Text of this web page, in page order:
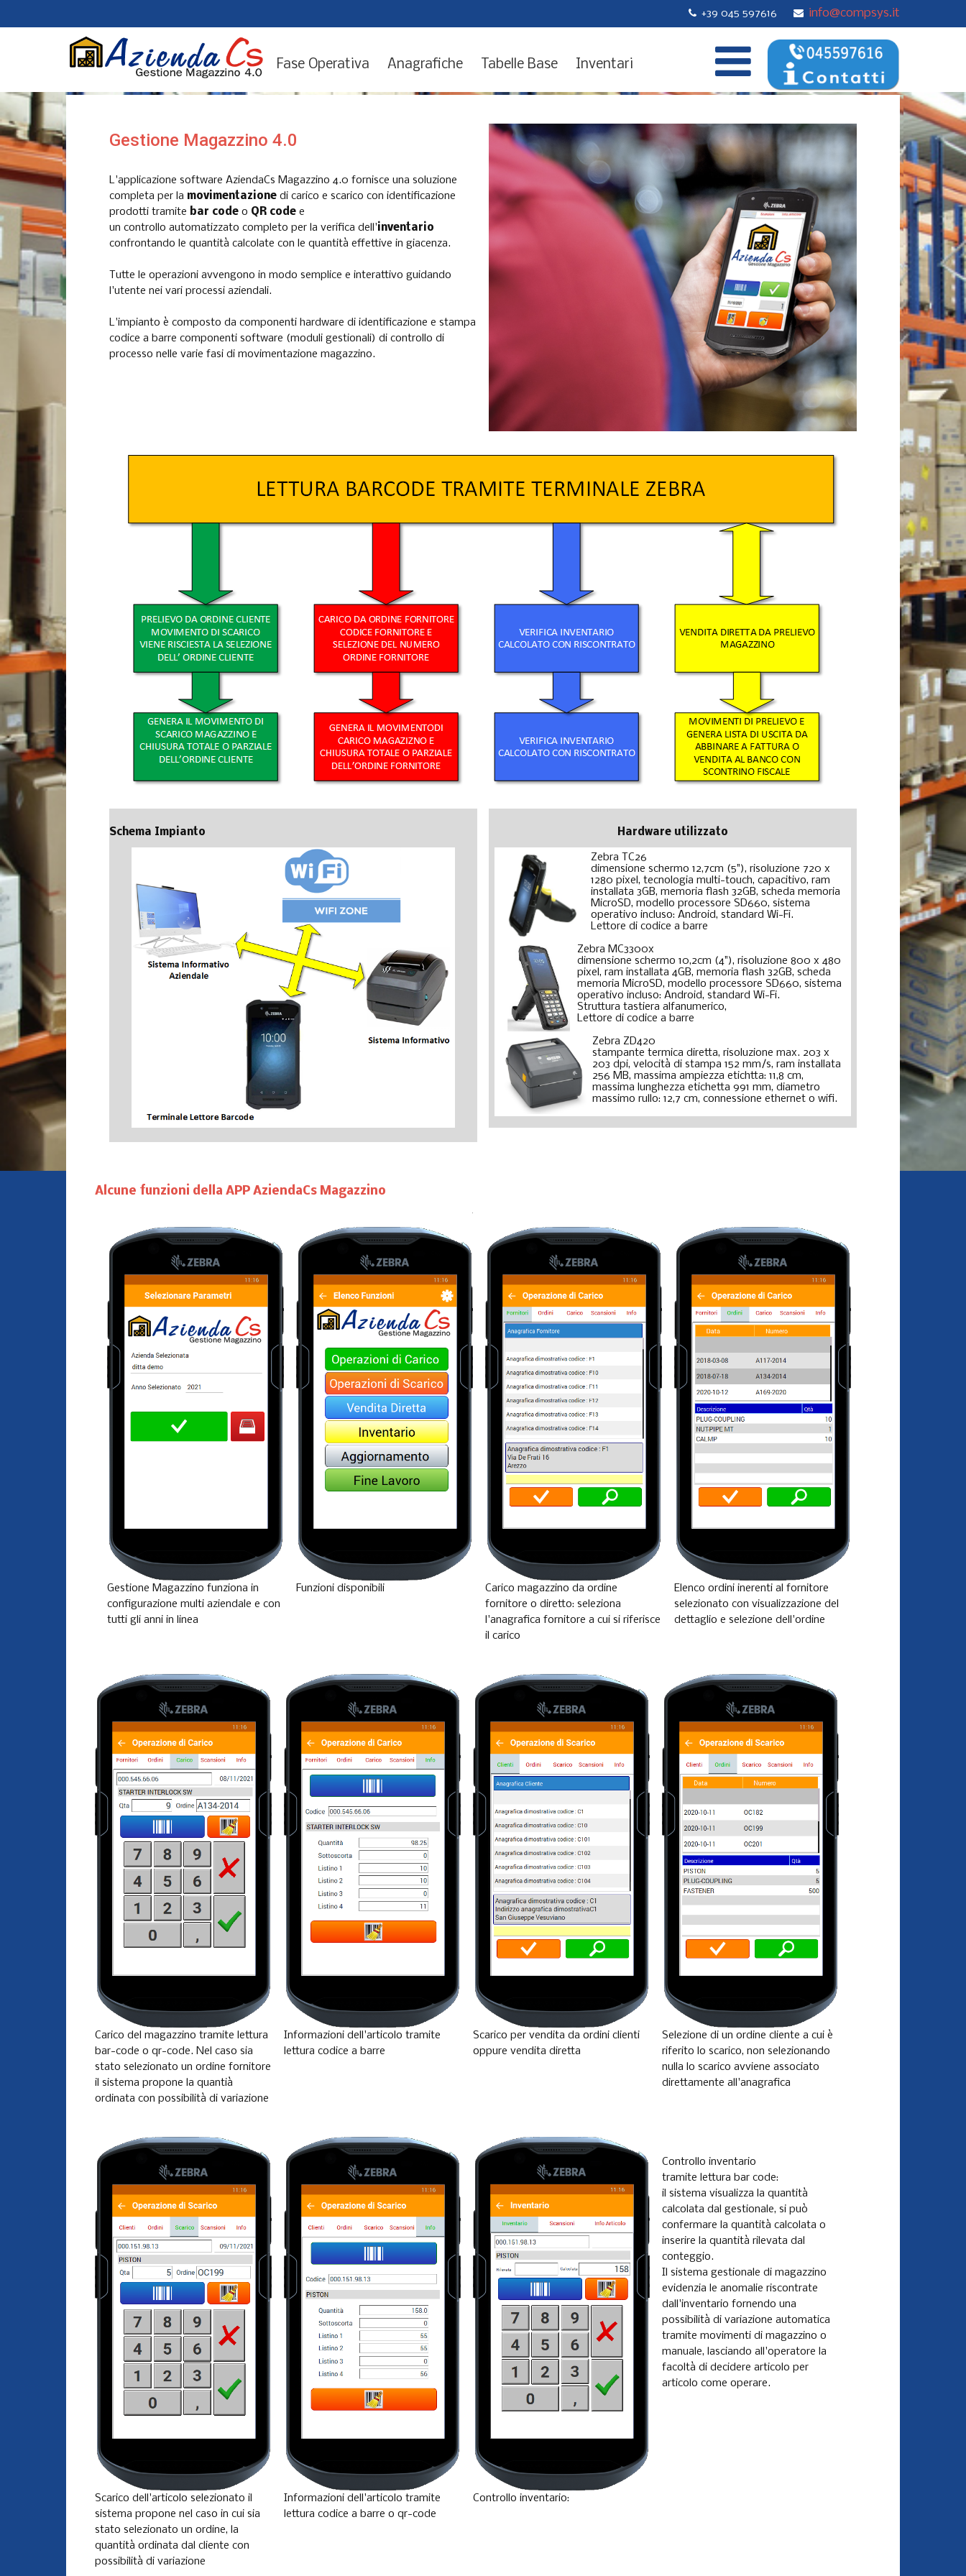
+39 045 597616 info@compsys.it
Fase Operativa Anagrafiche Tabelle Base Inventari
Gestione Magazzino 4.0
L'applicazione software AziendaCs Magazzino 4.0 fornisce una soluzione
completa per la movimentazione di carico e scarico con identificazione
prodotti tramite bar code o QR code e
un controllo automatizzato completo per la verifica dell'inventario
confrontando le quantità calcolate con le quantità effettive in giacenza.
Tutte le operazioni avvengono in modo semplice e interattivo guidando
l'utente nei vari processi aziendali.
L'impianto è composto da componenti hardware di identificazione e stampa
codice a barre componenti software (moduli gestionali) di controllo di
processo nelle varie fasi di movimentazione magazzino.
Schema Impianto Hardware utilizzato
Zebra TC26
dimensione schermo 12,7cm (5"), risoluzione 720 x
1280 pixel, tecnologia multi-touch, capacitivo, ram
installata 3GB, memoria flash 32GB, scheda memoria
MicroSD, modello processore SD660, sistema
operativo incluso: Android, standard Wi-Fi.
Lettore di codice a barre
Zebra MC3300x
dimensione schermo 10,2cm (4"), risoluzione 800 x 480
pixel, ram installata 4GB, memoria flash 32GB, scheda
memoria MicroSD, modello processore SD660, sistema
operativo incluso: Android, standard Wi-Fi.
Struttura tastiera alfanumerico,
Lettore di codice a barre
Zebra ZD420
stampante termica diretta, risoluzione max. 203 x
203 dpi, velocità di stampa 152 mm/s, ram installata
256 MB, massima ampiezza etichtta: 11,8 cm,
massima lunghezza etichetta 991 mm, diametro
massimo rullo: 12,7 cm, connessione ethernet o wifi.
Alcune funzioni della APP AziendaCs Magazzino
Gestione Magazzino funziona in
configurazione multi aziendale e con
tutti gli anni in linea
Funzioni disponibili
Carico magazzino da ordine
fornitore o diretto: seleziona
l'anagrafica fornitore a cui si riferisce
il carico
Elenco ordini inerenti al fornitore
selezionato con visualizzazione del
dettaglio e selezione dell'ordine
Carico del magazzino tramite lettura
bar-code o qr-code. Nel caso sia
stato selezionato un ordine fornitore
il sistema propone la quantià
ordinata con possibilità di variazione
Informazioni dell'articolo tramite
lettura codice a barre
Scarico per vendita da ordini clienti
oppure vendita diretta
Selezione di un ordine cliente a cui è
riferito lo scarico, non selezionando
nulla lo scarico avviene associato
direttamente all'anagrafica
Scarico dell'articolo selezionato il
sistema propone nel caso in cui sia
stato selezionato un ordine, la
quantità ordinata dal cliente con
possibilità di variazione
Informazioni dell'articolo tramite
lettura codice a barre o qr-code
Controllo inventario:
Controllo inventario
tramite lettura bar code:
il sistema visualizza la quantità
calcolata dal gestionale, si può
confermare la quantità calcolata o
inserire la quantità rilevata dal
conteggio.
Il sistema gestionale di magazzino
evidenzia le anomalie riscontrate
dall'inventario fornendo una
possibilità di variazione automatica
tramite movimenti di magazzino o
manuale, lasciando all'operatore la
facoltà di decidere articolo per
articolo come operare.